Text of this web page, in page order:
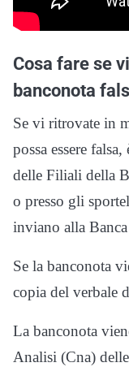
Cosa fare se
banconota
Se vi ritrovate in
possa essere
delle Filiali della
o presso gli
inviano alla
Se la banconota
copia del verbale
La banconota
Analisi (Cna)